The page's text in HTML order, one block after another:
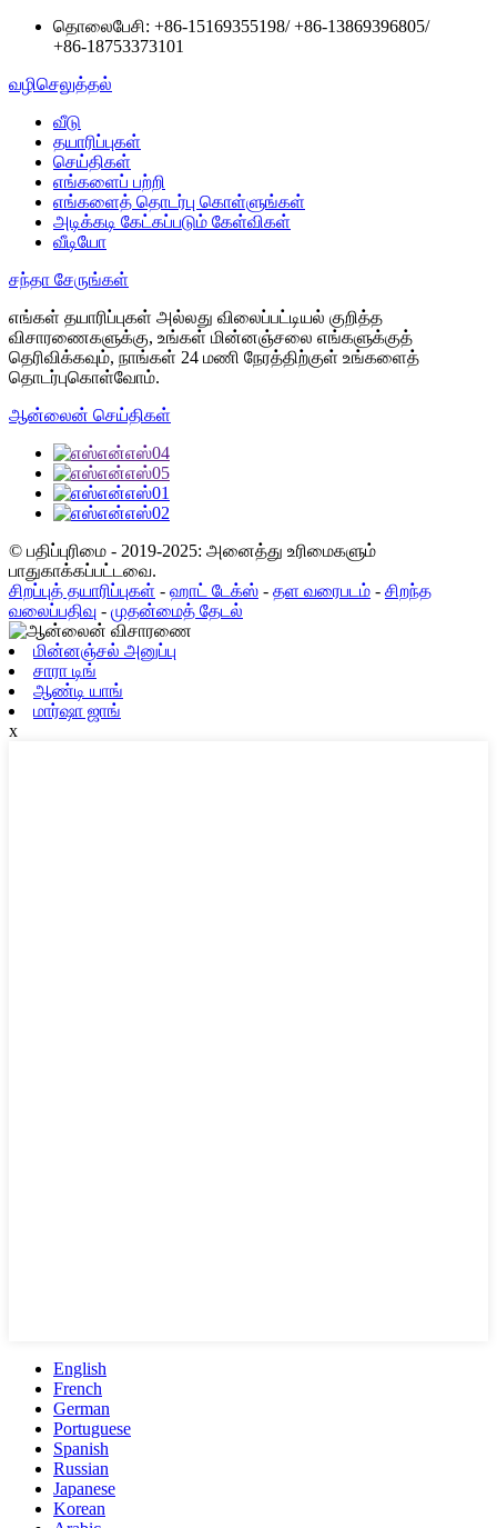
தொலைபேசி: +86-15169355198/+86-13869396805/
+86-18753373101
வழிசெலுத்தல்
வீடு
தயாரிப்புகள்
செய்திகள்
எங்களைப் பற்றி
எங்களைத் தொடர்பு கொள்ளுங்கள்
அடிக்கடி கேட்கப்படும் கேள்விகள்
வீடியோ
சந்தா சேருங்கள்
எங்கள் தயாரிப்புகள் அல்லது விலைப்பட்டியல் குறித்த
விசாரணைகளுக்கு, உங்கள் மின்னஞ்சலை எங்களுக்குத்
தெரிவிக்கவும், நாங்கள் 24 மணி நேரத்திற்குள் உங்களைத்
தொடர்புகொள்வோம்.
ஆன்லைன் செய்திகள்
© பதிப்புரிமை - 2019-2025: அனைத்து உரிமைகளும்
பாதுகாக்கப்பட்டவை.
சிறப்புத் தயாரிப்புகள் - ஹாட் டேக்ஸ் - தள வரைபடம் - சிறந்த
வலைப்பதிவு - முதன்மைத் தேடல்
மின்னஞ்சல் அனுப்பு
சாரா டிங்
ஆண்டி யாங்
மார்ஷா ஜாங்
x
English
French
German
Portuguese
Spanish
Russian
Japanese
Korean